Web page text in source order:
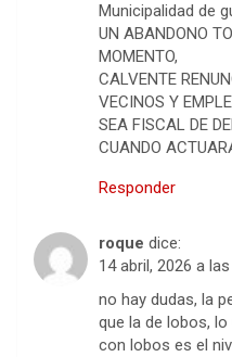
Municipalidad de
UN ABANDONO
MOMENTO,
CALVENTE
VECINOS Y
SEA FISCAL DE
CUANDO
Responder
roque dice:
14 abril, 2026 a
no hay dudas, la
que la de lobos,
con lobos es el